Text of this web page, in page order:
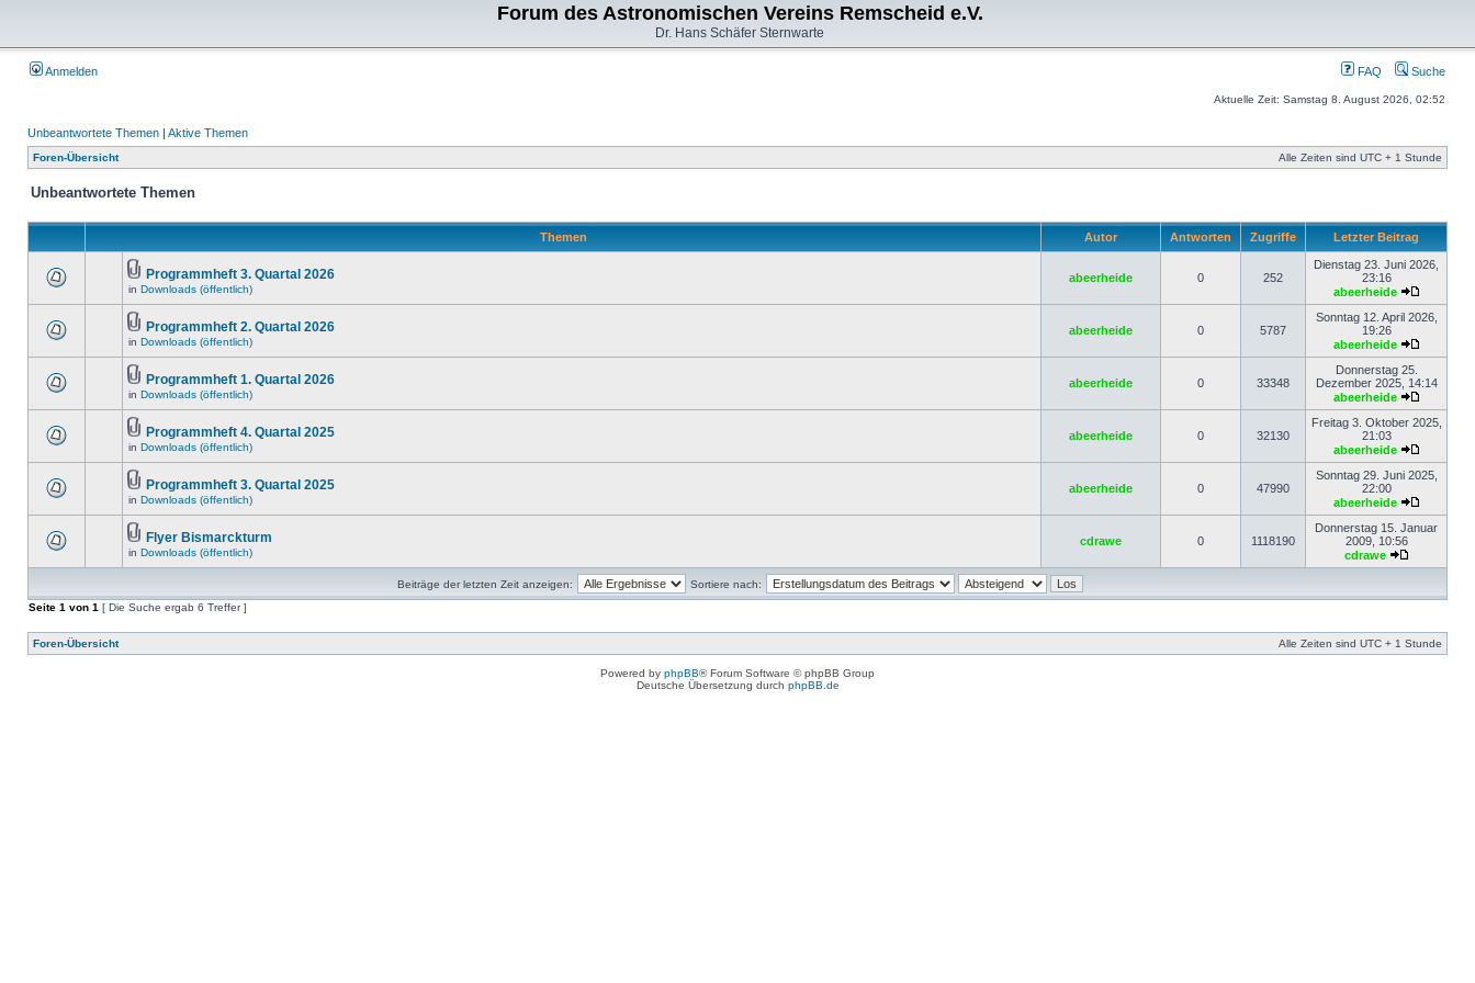
Forum des Astronomischen Vereins Remscheid e.V.
Dr. Hans Schäfer Sternwarte
Anmelden FAQ Suche
Aktuelle Zeit: Samstag 8. August 2026, 02:52
Unbeantwortete Themen | Aktive Themen
Foren-Übersicht Alle Zeiten sind UTC + 1 Stunde
Unbeantwortete Themen
Themen Autor Antworten Zugriffe Letzter Beitrag
Programmheft 3. Quartal 2026
in Downloads (öffentlich)
abeerheide 0 252
Dienstag 23. Juni 2026,
23:16
abeerheide
Programmheft 2. Quartal 2026
in Downloads (öffentlich)
abeerheide 0 5787
Sonntag 12. April 2026,
19:26
abeerheide
Programmheft 1. Quartal 2026
in Downloads (öffentlich)
abeerheide 0 33348
Donnerstag 25.
Dezember 2025, 14:14
abeerheide
Programmheft 4. Quartal 2025
in Downloads (öffentlich)
abeerheide 0 32130
Freitag 3. Oktober 2025,
21:03
abeerheide
Programmheft 3. Quartal 2025
in Downloads (öffentlich)
abeerheide 0 47990
Sonntag 29. Juni 2025,
22:00
abeerheide
Flyer Bismarckturm
in Downloads (öffentlich)
cdrawe 0 1118190
Donnerstag 15. Januar
2009, 10:56
cdrawe
Beiträge der letzten Zeit anzeigen:
Sortiere nach:
Seite 1 von 1 [ Die Suche ergab 6 Treffer ]
Foren-Übersicht Alle Zeiten sind UTC + 1 Stunde
Powered by phpBB® Forum Software © phpBB Group
Deutsche Übersetzung durch phpBB.de